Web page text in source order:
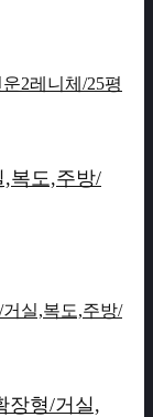
,복도,주방/
장형/거실,